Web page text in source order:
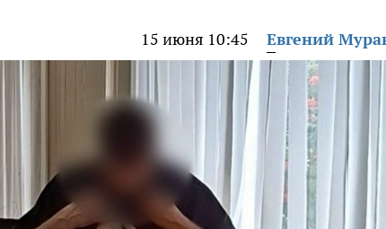
15 июня 10:45 Евгений